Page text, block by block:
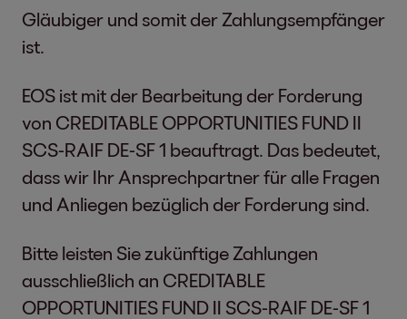
Gläubiger und somit der Zahlungsempfänger
ist.
EOS ist mit der Bearbeitung der Forderung
von CREDITABLE OPPORTUNITIES FUND II
SCS-RAIF DE-SF 1 beauftragt. Das bedeutet,
dass wir Ihr Ansprechpartner für alle Fragen
und Anliegen bezüglich der Forderung sind.
Bitte leisten Sie zukünftige Zahlungen
ausschließlich an CREDITABLE
OPPORTUNITIES FUND II SCS-RAIF DE-SF 1